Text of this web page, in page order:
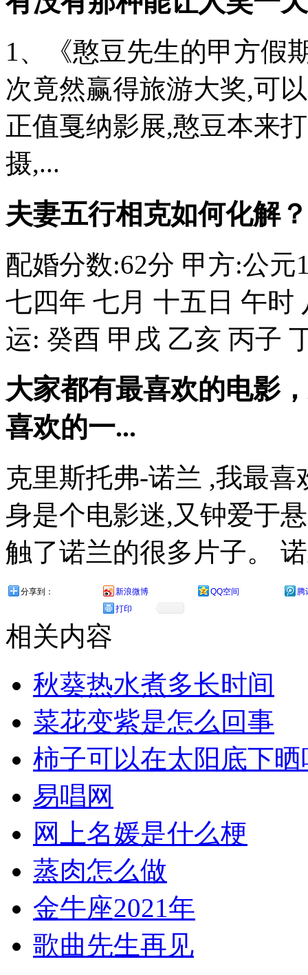
1、《憨豆先生的甲方假
次竟然赢得旅游大奖,可
正值戛纳影展,憨豆本来
摄,...
夫妻五行相克如何化解？
配婚分数:62分 甲方:公元
七四年 七月 十五日 午时
运: 癸酉 甲戌 乙亥 丙子
大家都有最喜欢的电影
喜欢的一...
克里斯托弗-诺兰 ,我最
身是个电影迷,又钟爱于
触了诺兰的很多片子。
分享到： 新浪微博 QQ空间
腾
打印
相关内容
秋葵热水煮多长时间
菜花变紫是怎么回事
柿子可以在太阳底下晒
易唱网
网上名媛是什么梗
蒸肉怎么做
金牛座2021年
歌曲先生再见